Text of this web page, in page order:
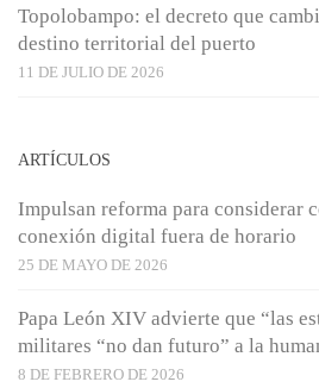
Topolobampo: el decreto que
destino territorial del puerto
11 DE JULIO DE 2026
ARTÍCULOS
Impulsan reforma para considerar
conexión digital fuera de horario
25 DE MAYO DE 2026
Papa León XIV advierte que “las
militares “no dan futuro” a la
8 DE FEBRERO DE 2026